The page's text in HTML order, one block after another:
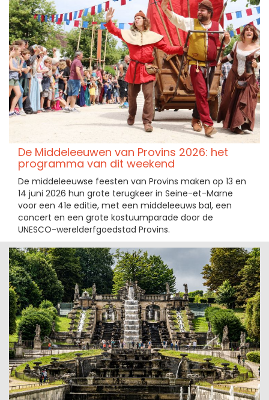
De Middeleeuwen van Provins 2026: het
programma van dit weekend
De middeleeuwse feesten van Provins maken op 13 en
14 juni 2026 hun grote terugkeer in Seine-et-Marne
voor een 41e editie, met een middeleeuws bal, een
concert en een grote kostuumparade door de
UNESCO-werelderfgoedstad Provins.